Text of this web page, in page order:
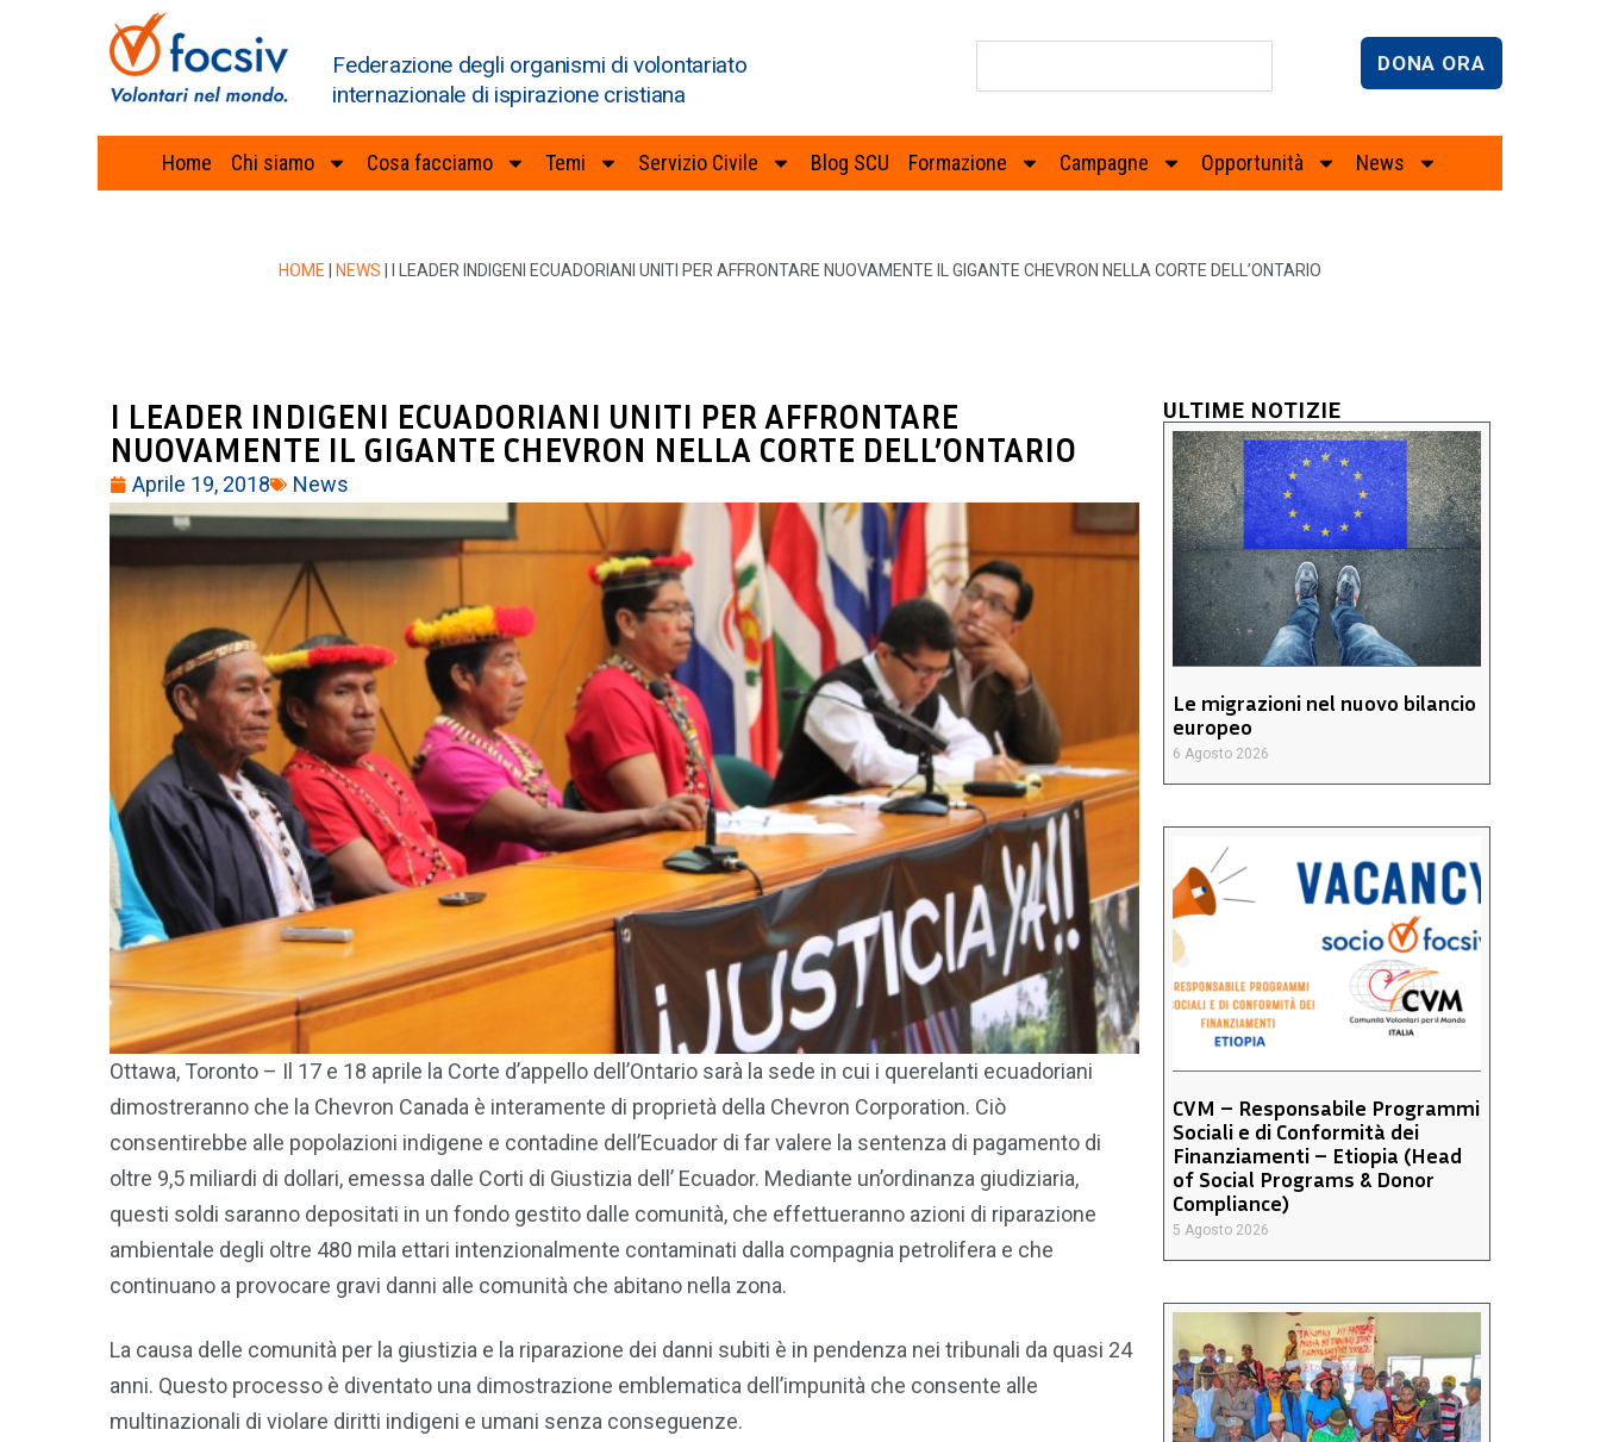
Federazione degli organismi di volontariato
internazionale di ispirazione cristiana
DONA ORA
Home Chi siamo Cosa facciamo Temi Servizio Civile Blog SCU Formazione Campagne Opportunità News
HOME NEWS I LEADER INDIGENI ECUADORIANI UNITI PER AFFRONTARE NUOVAMENTE IL GIGANTE CHEVRON NELLA CORTE DELL’ONTARIO
I LEADER INDIGENI ECUADORIANI UNITI PER AFFRONTARE
NUOVAMENTE IL GIGANTE CHEVRON NELLA CORTE DELL’ONTARIO
Aprile 19, 2018 News
Ottawa, Toronto – Il 17 e 18 aprile la Corte d’appello dell’Ontario sarà la sede in cui i querelanti ecuadoriani
dimostreranno che la Chevron Canada è interamente di proprietà della Chevron Corporation. Ciò
consentirebbe alle popolazioni indigene e contadine dell’Ecuador di far valere la sentenza di pagamento di
oltre 9,5 miliardi di dollari, emessa dalle Corti di Giustizia dell’ Ecuador. Mediante un’ordinanza giudiziaria,
questi soldi saranno depositati in un fondo gestito dalle comunità, che effettueranno azioni di riparazione
ambientale degli oltre 480 mila ettari intenzionalmente contaminati dalla compagnia petrolifera e che
continuano a provocare gravi danni alle comunità che abitano nella zona.
La causa delle comunità per la giustizia e la riparazione dei danni subiti è in pendenza nei tribunali da quasi 24
anni. Questo processo è diventato una dimostrazione emblematica dell’impunità che consente alle
multinazionali di violare diritti indigeni e umani senza conseguenze.
ULTIME NOTIZIE
Le migrazioni nel nuovo bilancio
europeo
6 Agosto 2026
CVM – Responsabile Programmi
Sociali e di Conformità dei
Finanziamenti – Etiopia (Head
of Social Programs & Donor
Compliance)
5 Agosto 2026